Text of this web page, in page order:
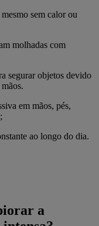
sem calor ou
molhadas com
segurar objetos devido
em mãos, pés,
ao longo do dia.
a